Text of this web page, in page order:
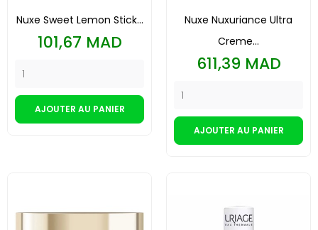
Nuxe Sweet Lemon Stick...
Prix
101,67 MAD
AJOUTER AU PANIER
Nuxe Nuxuriance Ultra
Creme...
Prix
611,39 MAD
AJOUTER AU PANIER